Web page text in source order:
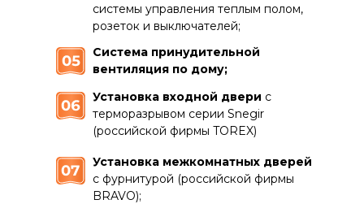
Установка входной двери с
терморазрывом серии Snegir
(российской фирмы TOREX)
Установка межкомнатных дверей
с фурнитурой (российской фирмы
BRAVO);
системы управления теплым полом,
розеток и выключателей;
Система принудительной
вентиляция по дому;